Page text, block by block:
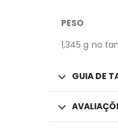
PESO
1,345 g no
GUIA DE